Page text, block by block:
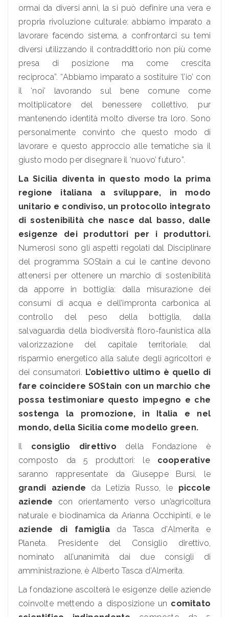
ormai da diversi anni, la si può definire una vera e
propria rivoluzione culturale: abbiamo imparato a
lavorare facendo sistema, a confrontarci su temi
diversi utilizzando il contraddittorio non più come
presa di posizione ma come crescita
reciproca”. “Abbiamo imparato a sostituire ‘l’io’ con
il ‘noi’ lavorando sul bene comune come
moltiplicatore del benessere collettivo, pur
mantenendo identità molto diverse tra loro. Sono
personalmente convinto che questo modo di
lavorare e questo approccio alle tematiche sia il
giusto modo per disegnare il ‘nuovo’ futuro”.
La Sicilia diventa in questo modo la prima
regione italiana a sviluppare, in modo
unitario e condiviso, un protocollo integrato
di sostenibilità che nasce dal basso, dalle
esigenze dei produttori per i produttori.
Numerosi sono gli aspetti regolati dal Disciplinare
del programma SOStain a cui le cantine devono
attenersi per ottenere un marchio di sostenibilità
da apporre in bottiglia: dalla misurazione dei
consumi di acqua e dell’impronta carbonica al
controllo del peso della bottiglia, dalla
salvaguardia della biodiversità floro-faunistica alla
valorizzazione del capitale territoriale, dal
risparmio energetico alla salute degli agricoltori e
dei consumatori. L’obiettivo ultimo è quello di
fare coincidere SOStain con un marchio che
possa testimoniare questo impegno e che
sostenga la promozione, in Italia e nel
mondo, della Sicilia come modello green.
Il consiglio direttivo della Fondazione è
composto da 5 produttori: le cooperative
saranno rappresentate da Giuseppe Bursi, le
grandi aziende da Letizia Russo, le piccole
aziende con orientamento verso un’agricoltura
naturale e biodinamica da Arianna Occhipinti, e le
aziende di famigliada Tasca d’Almerita e
Planeta. Presidente del Consiglio direttivo,
nominato all’unanimità dai due consigli di
amministrazione, è Alberto Tasca d’Almerita.
La fondazione ascolterà le esigenze delle aziende
coinvolte mettendo a disposizione un comitato